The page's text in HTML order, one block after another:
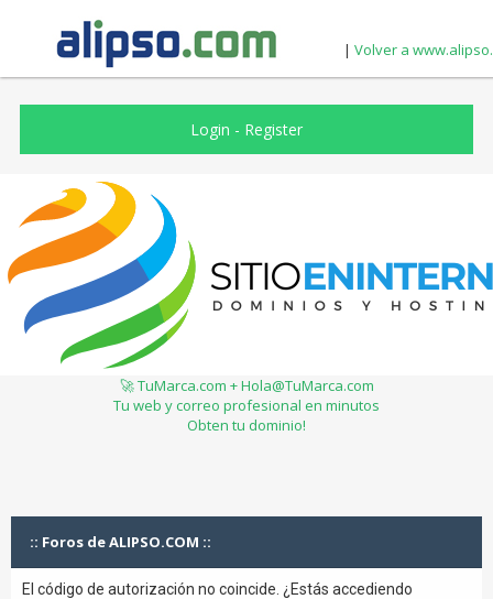
| Volver a
Login - Register
🚀 TuMarca.com + Hola@TuMarca.com
Tu web y correo profesional en minutos
Obten tu dominio!
:: Foros de ALIPSO.COM ::
El código de autorización no coincide. ¿Estás accediendo